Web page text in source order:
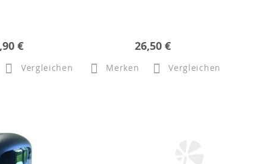
€
Vergleichen
26,50 €
Merken Vergleichen